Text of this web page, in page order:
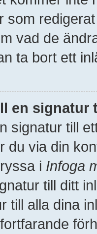
som
vad de
ta bort ett
en
signatur till
du via din
i Infoga
till ditt
till alla dina